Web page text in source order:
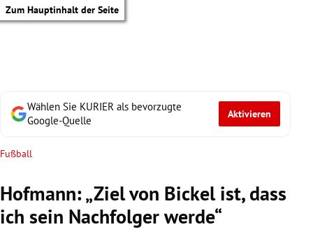
Zum Hauptinhalt der Seite
Wählen Sie KURIER als bevorzugte
Google-Quelle
Aktivieren
Fußball
Hofmann: „Ziel von Bickel ist, dass
ich sein Nachfolger werde“